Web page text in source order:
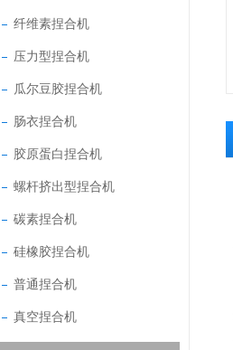
纤维素捏合机
压力型捏合机
瓜尔豆胶捏合机
肠衣捏合机
胶原蛋白捏合机
螺杆挤出型捏合机
碳素捏合机
硅橡胶捏合机
普通捏合机
真空捏合机